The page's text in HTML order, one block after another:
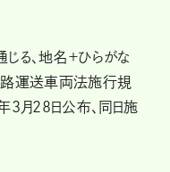
る、地名＋ひらがな
路運送車両法施行規
月28日公布、同日施